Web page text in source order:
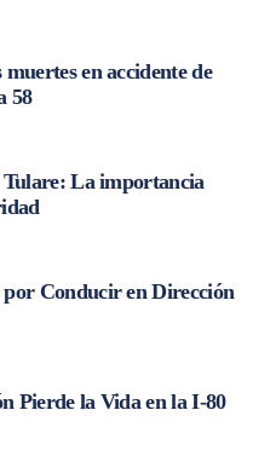
en accidente de
58
La importancia
por Conducir en Dirección
Pierde la Vida en la I-80